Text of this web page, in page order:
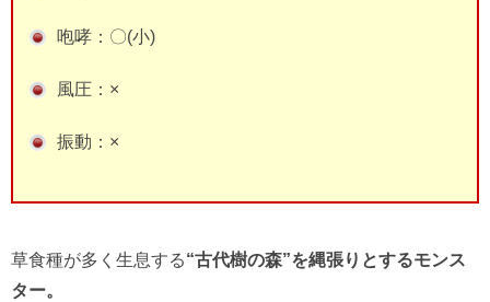
咆哮：〇(小)
風圧：×
振動：×
草食種が多く生息する“古代樹の森”を縄張りとするモンス
ター。